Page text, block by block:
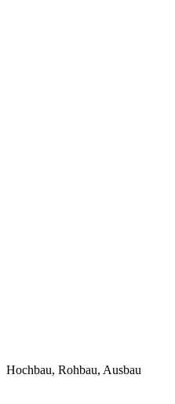
Hochbau, Rohbau, Ausbau